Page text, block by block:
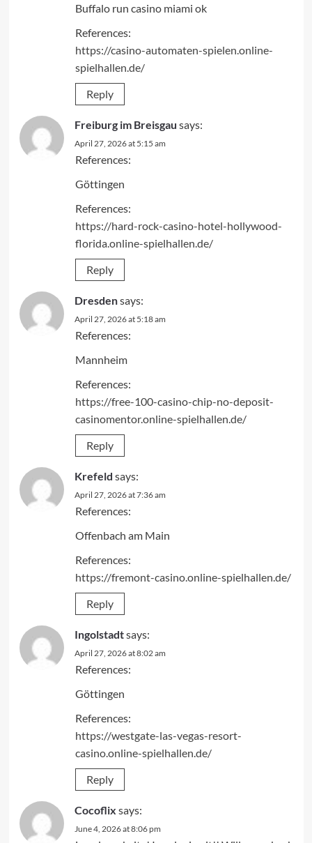
Buffalo run casino miami ok
References:
https://casino-automaten-spielen.online-
spielhallen.de/
Reply
Freiburg im Breisgau says:
April 27, 2026 at 5:15 am
References:
Göttingen
References:
https://hard-rock-casino-hotel-hollywood-
florida.online-spielhallen.de/
Reply
Dresdensays:
April 27, 2026 at 5:18 am
References:
Mannheim
References:
https://free-100-casino-chip-no-deposit-
casinomentor.online-spielhallen.de/
Reply
Krefeld says:
April 27, 2026 at 7:36 am
References:
Offenbach am Main
References:
https://fremont-casino.online-spielhallen.de/
Reply
Ingolstadtsays:
April 27, 2026 at 8:02 am
References:
Göttingen
References:
https://westgate-las-vegas-resort-
casino.online-spielhallen.de/
Reply
Cocoflix says:
June 4, 2026 at 8:06 pm